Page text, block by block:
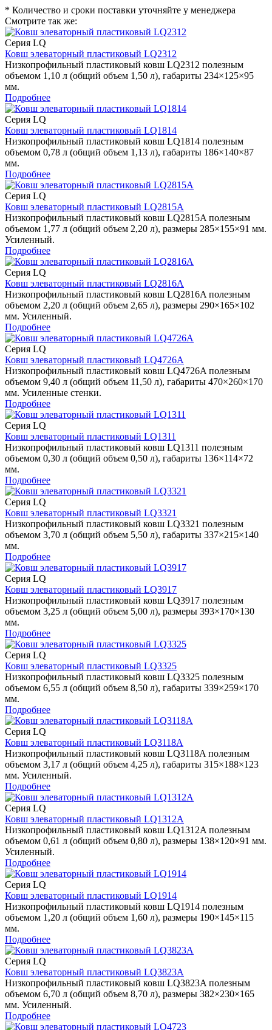
* Количество и сроки поставки уточняйте у менеджера
Смотрите так же:
Серия LQ
Ковш элеваторный пластиковый LQ2312
Низкопрофильный пластиковый ковш LQ2312 полезным
объемом 1,10 л (общий объем 1,50 л), габариты 234×125×95
мм.
Подробнее
Серия LQ
Ковш элеваторный пластиковый LQ1814
Низкопрофильный пластиковый ковш LQ1814 полезным
объемом 0,78 л (общий объем 1,13 л), габариты 186×140×87
мм.
Подробнее
Серия LQ
Ковш элеваторный пластиковый LQ2815A
Низкопрофильный пластиковый ковш LQ2815A полезным
объемом 1,77 л (общий объем 2,20 л), размеры 285×155×91 мм.
Усиленный.
Подробнее
Серия LQ
Ковш элеваторный пластиковый LQ2816A
Низкопрофильный пластиковый ковш LQ2816A полезным
объемом 2,20 л (общий объем 2,65 л), размеры 290×165×102
мм. Усиленный.
Подробнее
Серия LQ
Ковш элеваторный пластиковый LQ4726A
Низкопрофильный пластиковый ковш LQ4726A полезным
объемом 9,40 л (общий объем 11,50 л), габариты 470×260×170
мм. Усиленные стенки.
Подробнее
Серия LQ
Ковш элеваторный пластиковый LQ1311
Низкопрофильный пластиковый ковш LQ1311 полезным
объемом 0,30 л (общий объем 0,50 л), габариты 136×114×72
мм.
Подробнее
Серия LQ
Ковш элеваторный пластиковый LQ3321
Низкопрофильный пластиковый ковш LQ3321 полезным
объемом 3,70 л (общий объем 5,50 л), габариты 337×215×140
мм.
Подробнее
Серия LQ
Ковш элеваторный пластиковый LQ3917
Низкопрофильный пластиковый ковш LQ3917 полезным
объемом 3,25 л (общий объем 5,00 л), размеры 393×170×130
мм.
Подробнее
Серия LQ
Ковш элеваторный пластиковый LQ3325
Низкопрофильный пластиковый ковш LQ3325 полезным
объемом 6,55 л (общий объем 8,50 л), габариты 339×259×170
мм.
Подробнее
Серия LQ
Ковш элеваторный пластиковый LQ3118A
Низкопрофильный пластиковый ковш LQ3118A полезным
объемом 3,17 л (общий объем 4,25 л), габариты 315×188×123
мм. Усиленный.
Подробнее
Серия LQ
Ковш элеваторный пластиковый LQ1312A
Низкопрофильный пластиковый ковш LQ1312A полезным
объемом 0,61 л (общий объем 0,80 л), размеры 138×120×91 мм.
Усиленный.
Подробнее
Серия LQ
Ковш элеваторный пластиковый LQ1914
Низкопрофильный пластиковый ковш LQ1914 полезным
объемом 1,20 л (общий объем 1,60 л), размеры 190×145×115
мм.
Подробнее
Серия LQ
Ковш элеваторный пластиковый LQ3823A
Низкопрофильный пластиковый ковш LQ3823A полезным
объемом 6,70 л (общий объем 8,70 л), размеры 382×230×165
мм. Усиленный.
Подробнее